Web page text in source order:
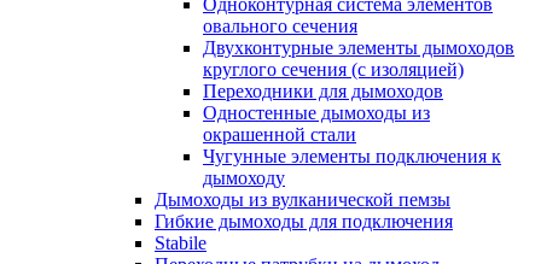
Одноконтурная система элементов
овального сечения
Двухконтурные элементы дымоходов
круглого сечения (с изоляцией)
Переходники для дымоходов
Одностенные дымоходы из
окрашенной стали
Чугунные элементы подключения к
дымоходу
Дымоходы из вулканической пемзы
Гибкие дымоходы для подключения
Stabile